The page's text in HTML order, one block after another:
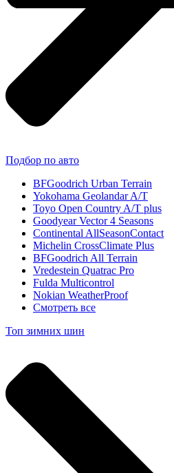
Подбор по авто
BFGoodrich Urban Terrain
Yokohama Geolandar A/T
Toyo Open Country A/T plus
Goodyear Vector 4 Seasons
Continental AllSeasonContact
Michelin CrossClimate Plus
BFGoodrich All Terrain
Vredestein Quatrac Pro
Fulda Multicontrol
Nokian WeatherProof
Смотреть все
Топ зимних шин